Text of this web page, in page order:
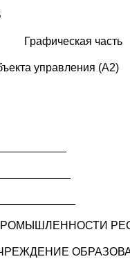
Графическая часть
управления (А2)